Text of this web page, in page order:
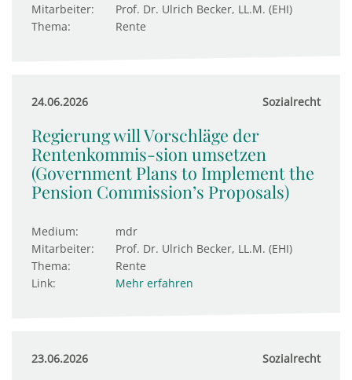
Mitarbeiter:
Prof. Dr. Ulrich Becker, LL.M. (EHI)
Thema:
Rente
24.06.2026 Sozialrecht
Regierung will Vorschläge der
Rentenkommis-sion umsetzen
(Government Plans to Implement the
Pension Commission’s Proposals)
Medium:
mdr
Mitarbeiter:
Prof. Dr. Ulrich Becker, LL.M. (EHI)
Thema:
Rente
Link:
Mehr erfahren
23.06.2026 Sozialrecht